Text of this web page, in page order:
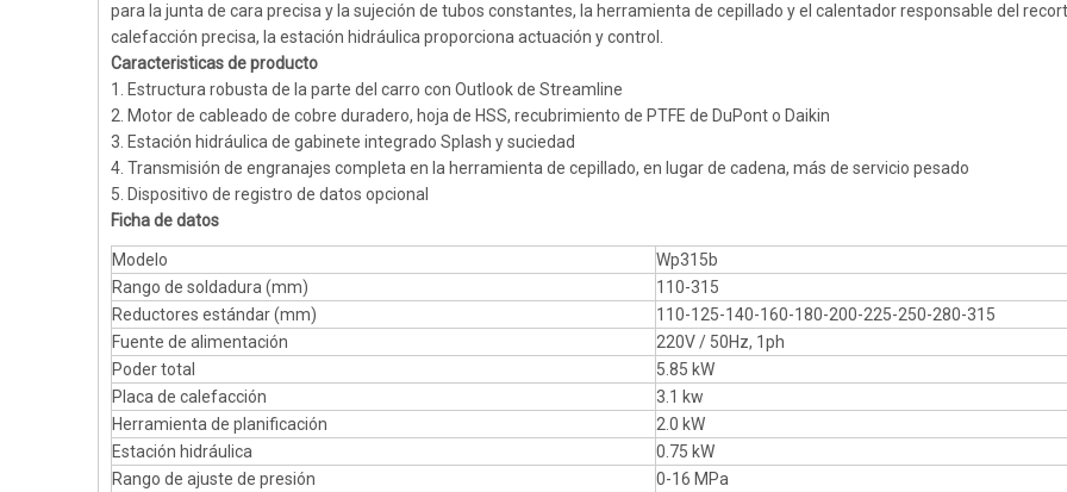
para la junta de cara precisa y la sujeción de tubos constantes, la herramienta de cepillado y el calentador responsable del
calefacción precisa, la estación hidráulica proporciona actuación y control.
Caracteristicas de producto
1. Estructura robusta de la parte del carro con Outlook de Streamline
2. Motor de cableado de cobre duradero, hoja de HSS, recubrimiento de PTFE de DuPont o Daikin
3. Estación hidráulica de gabinete integrado Splash y suciedad
4. Transmisión de engranajes completa en la herramienta de cepillado, en lugar de cadena, más de servicio pesado
5. Dispositivo de registro de datos opcional
Ficha de datos
Modelo
Wp315b
Rango de soldadura (mm)
110-315
Reductores estándar (mm)
110-125-140-160-180-200-225-250-280-315
Fuente de alimentación
220V / 50Hz, 1ph
Poder total
5.85 kW
Placa de calefacción
3.1 kw
Herramienta de planificación
2.0 kW
Estación hidráulica
0.75 kW
Rango de ajuste de presión
0-16 MPa